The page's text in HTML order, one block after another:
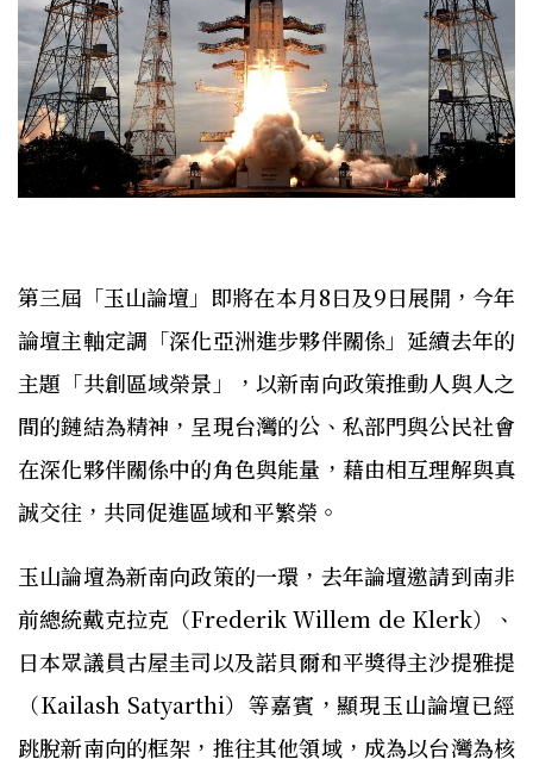
第三屆「玉山論壇」即將在本月8日及9日展開，今年
論壇主軸定調「深化亞洲進步夥伴關係」延續去年的
主題「共創區域榮景」，以新南向政策推動人與人之
間的鏈結為精神，呈現台灣的公、私部門與公民社會
在深化夥伴關係中的角色與能量，藉由相互理解與真
誠交往，共同促進區域和平繁榮。
玉山論壇為新南向政策的一環，去年論壇邀請到南非
前總統戴克拉克（Frederik Willem de Klerk）、
日本眾議員古屋圭司以及諾貝爾和平獎得主沙提雅提
（Kailash Satyarthi）等嘉賓，顯現玉山論壇已經
跳脫新南向的框架，推往其他領域，成為以台灣為核